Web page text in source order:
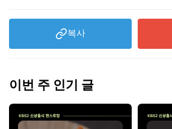
복사
이번 주 인기 글